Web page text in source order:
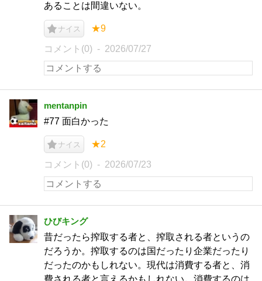
あることは間違いない。
ナイス ★9
コメント(0) 2026/07/27
mentanpin
#77 面白かった
ナイス ★2
コメント(0) 2026/07/23
ひびキング
昔だったら搾取する者と、搾取される者というの
だろうか。搾取するのは国だったり企業だったり
だったのかもしれない。現代は消費する者と、消
費される者と言えるかもしれない。消費するのは